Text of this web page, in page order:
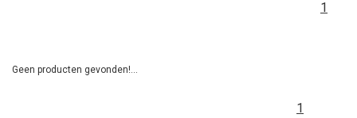
1
Geen producten gevonden!...
1